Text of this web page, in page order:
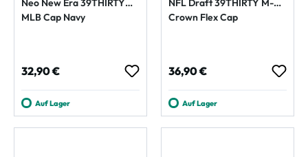
Neo New Era 39THIRTY
MLB Cap Navy
Regulärer Preis:
32,90 €
Auf Lager
NFL Draft 39THIRTY M-
Crown Flex Cap
Regulärer Preis:
36,90 €
Auf Lager